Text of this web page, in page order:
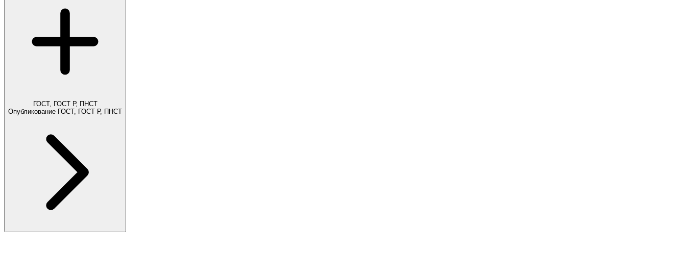
ГОСТ, ГОСТ Р, ПНСТ
Опубликование ГОСТ, ГОСТ Р, ПНСТ